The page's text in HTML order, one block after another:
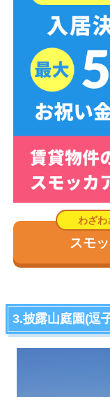
スモ
3.披露山庭園(逗